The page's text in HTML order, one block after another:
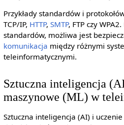
Przykłady standardów i
TCP/IP, HTTP, SMTP, FTP czy
standardów, możliwa jest
komunikacja między różnymi
teleinformatycznymi.
Sztuczna inteligencja
maszynowe (ML) w
Sztuczna inteligencja (AI) i